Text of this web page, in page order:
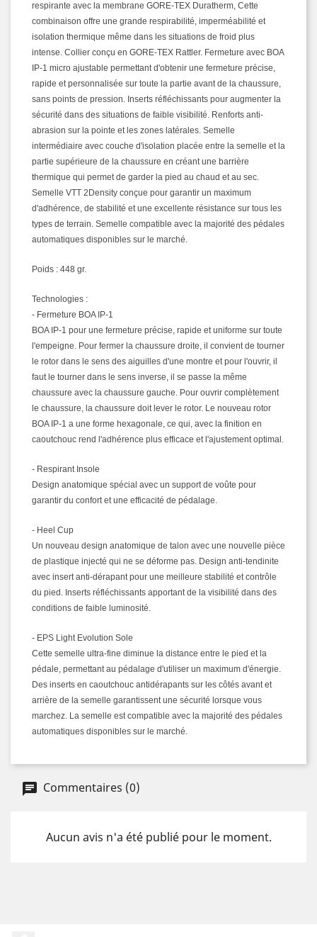
respirante avec la membrane GORE-TEX Duratherm, Cette
combinaison offre une grande respirabilité, imperméabilité et
isolation thermique même dans les situations de froid plus
intense. Collier conçu en GORE-TEX Rattler. Fermeture avec BOA
IP-1 micro ajustable permettant d'obtenir une fermeture précise,
rapide et personnalisée sur toute la partie avant de la chaussure,
sans points de pression. Inserts réfléchissants pour augmenter la
sécurité dans des situations de faible visibilité. Renforts anti-
abrasion sur la pointe et les zones latérales. Semelle
intermédiaire avec couche d'isolation placée entre la semelle et la
partie supérieure de la chaussure en créant une barrière
thermique qui permet de garder la pied au chaud et au sec.
Semelle VTT 2Density conçue pour garantir un maximum
d'adhérence, de stabilité et une excellente résistance sur tous les
types de terrain. Semelle compatible avec la majorité des pédales
automatiques disponibles sur le marché.
Poids : 448 gr.
Technologies :
- Fermeture BOA IP-1
BOA IP-1 pour une fermeture précise, rapide et uniforme sur toute
l'empeigne. Pour fermer la chaussure droite, il convient de tourner
le rotor dans le sens des aiguilles d'une montre et pour l'ouvrir, il
faut le tourner dans le sens inverse, il se passe la même
chaussure avec la chaussure gauche. Pour ouvrir complètement
le chaussure, la chaussure doit lever le rotor. Le nouveau rotor
BOA IP-1 a une forme hexagonale, ce qui, avec la finition en
caoutchouc rend l'adhérence plus efficace et l'ajustement optimal.
- Respirant Insole
Design anatomique spécial avec un support de voûte pour
garantir du confort et une efficacité de pédalage.
- Heel Cup
Un nouveau design anatomique de talon avec une nouvelle pièce
de plastique injecté qui ne se déforme pas. Design anti-tendinite
avec insert anti-dérapant pour une meilleure stabilité et contrôle
du pied. Inserts réfléchissants apportant de la visibilité dans des
conditions de faible luminosité.
- EPS Light Evolution Sole
Cette semelle ultra-fine diminue la distance entre le pied et la
pédale, permettant au pédalage d'utiliser un maximum d'énergie.
Des inserts en caoutchouc antidérapants sur les côtés avant et
arrière de la semelle garantissent une sécurité lorsque vous
marchez. La semelle est compatible avec la majorité des pédales
automatiques disponibles sur le marché.
Commentaires (0)
Aucun avis n'a été publié pour le moment.